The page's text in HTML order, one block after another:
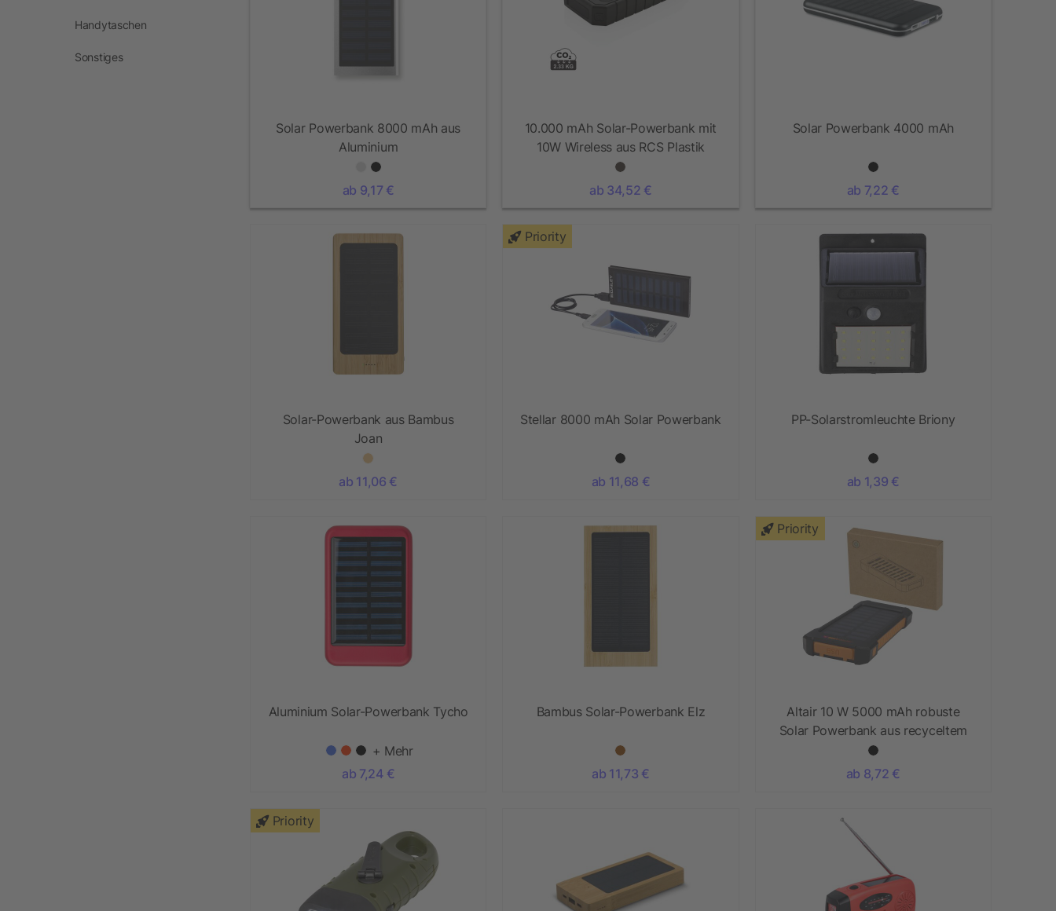
Solar Powerbank 8000 mAh aus
Aluminium
ab 9,17 €
10.000 mAh Solar-Powerbank mit
10W Wireless aus RCS Plastik
ab 34,52 €
Solar Powerbank 4000 mAh
ab 7,22 €
Solar-Powerbank aus Bambus
Joan
ab 11,06 €
Priority
Stellar 8000 mAh Solar Powerbank
ab 11,68 €
PP-Solarstromleuchte Briony
ab 1,39 €
Aluminium Solar-Powerbank Tycho
+ Mehr
ab 7,24 €
Bambus Solar-Powerbank Elz
ab 11,73 €
Priority
Altair 10 W 5000 mAh robuste
Solar Powerbank aus recyceltem
Kunststoff mit integrierter
Taschenlampe
ab 8,72 €
Priority
Handytaschen
Sonstiges